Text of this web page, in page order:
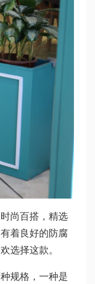
尚百搭，精选
着良好的防腐
选择这款。
规格，一种是